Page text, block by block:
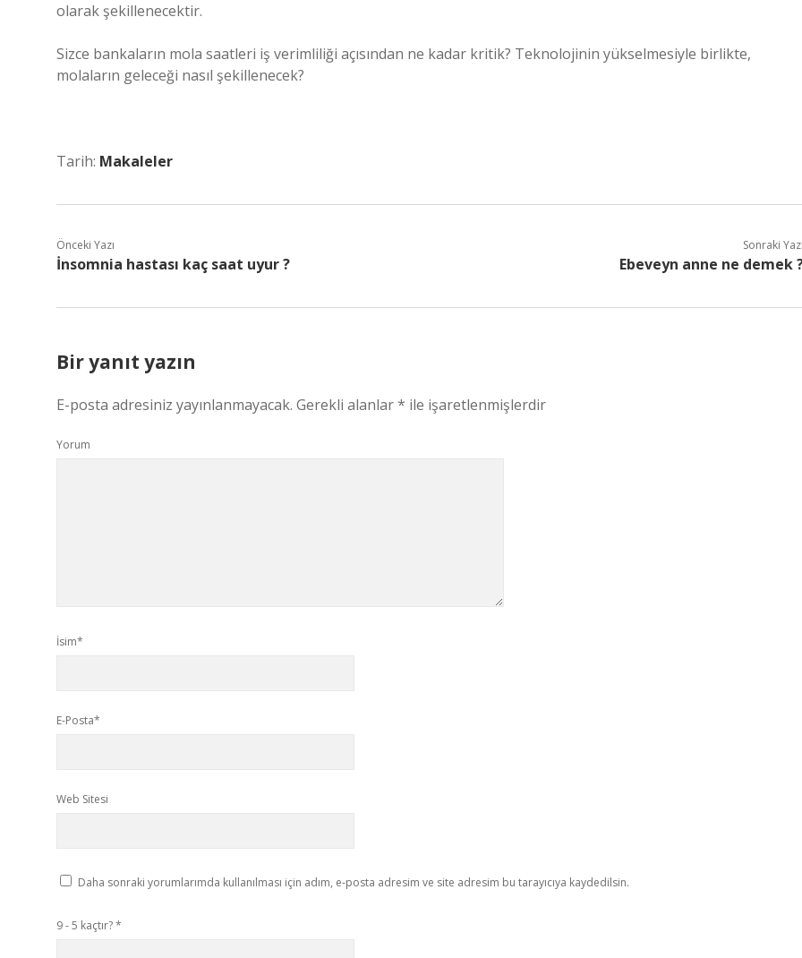
olarak şekillenecektir.
Sizce bankaların mola saatleri iş verimliliği açısından ne kadar kritik? Teknolojinin yükselmesiyle birlikte,
molaların geleceği nasıl şekillenecek?
Tarih: Makaleler
Önceki Yazı
İnsomnia hastası kaç saat uyur ?
Sonraki
Ebeveyn anne ne demek
Bir yanıt yazın
E-posta adresiniz yayınlanmayacak. Gerekli alanlar* ile işaretlenmişlerdir
Yorum
İsim*
E-Posta*
Web Sitesi
Daha sonraki yorumlarımda kullanılması için adım, e-posta adresim ve site adresim bu tarayıcıya kaydedilsin.
9 - 5 kaçtır?*